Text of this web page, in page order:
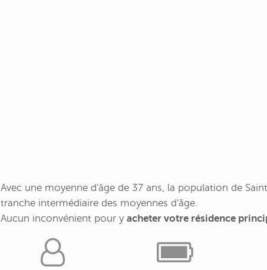
Avec une moyenne d'âge de 37 ans, la population de
tranche intermédiaire des moyennes d'âge.
Aucun inconvénient pour y acheter votre résidence